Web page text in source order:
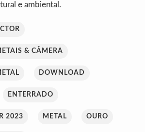
e ambiental.
& CÂMERA
DOWNLOAD
ENTERRADO
2023 METAL OURO